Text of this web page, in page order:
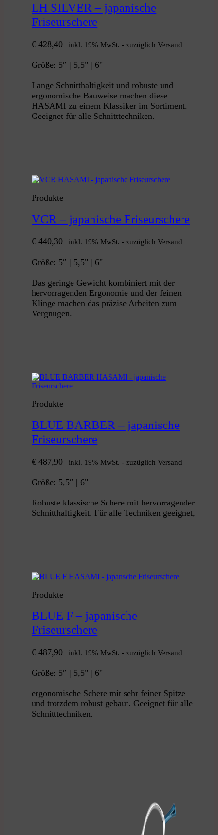
LH SILVER – japanische
Friseurschere
€ 428,40 | inkl. 19% MwSt. - zuzüglich Versand
Größe: 5″ | 5,5" | 6"
Lange Schnitthaltigkeit und robuste und
ergonomische Bauweise machen diese
HASAMI zu einem Klassiker im Sortiment.
Geeignet für alle Schnitttechniken.
Produkte
VCR – japanische Friseurschere
€ 440,30 | inkl. 19% MwSt. - zuzüglich Versand
Größe: 5″ | 5,5" | 6"
Das geringe Gewicht kombiniert mit der
hervorragenden Ergonomie und der feinen
Klinge machen das präzise Arbeiten zum
Vergnügen.
Produkte
BLUE BARBER – japanische
Friseurschere
€ 487,90 | inkl. 19% MwSt. - zuzüglich Versand
Größe: 5,5″ | 6"
Robuste klassische Schere mit hervorragender
Schnitthaltigkeit. Für alle Techniken geeignet,
Produkte
BLUE F – japanische
Friseurschere
€ 487,90 | inkl. 19% MwSt. - zuzüglich Versand
Größe: 5″ | 5,5" | 6"
ergonomische Schere mit sehr feiner Spitze
und trotzdem robust gebaut. Geeignet für alle
Schnitttechniken.